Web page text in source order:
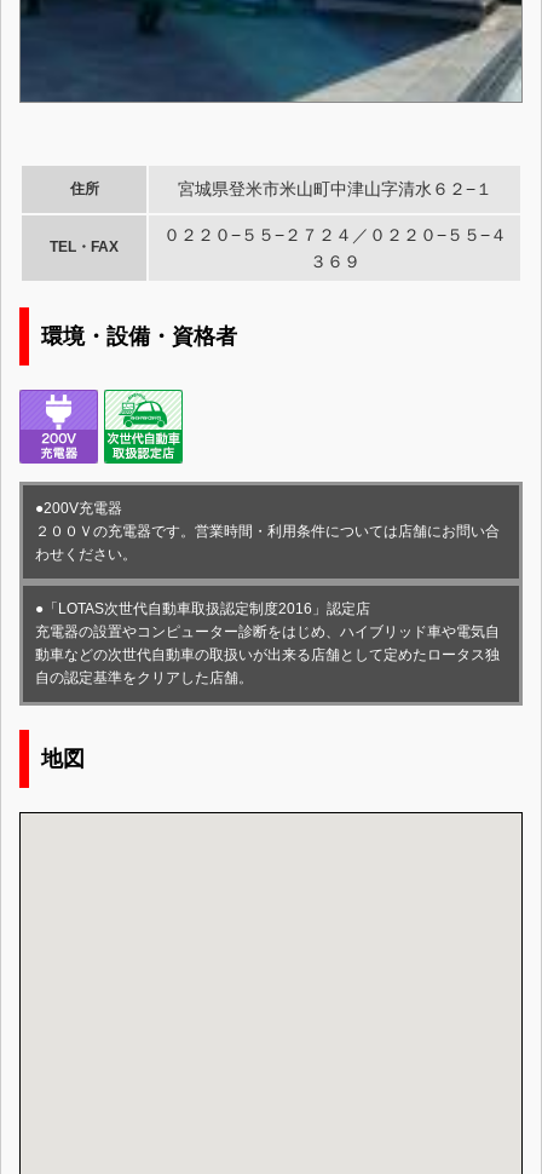
住所 宮城県登米市米山町中津山字清水６２−１
TEL・FAX
０２２０−５５−２７２４／０２２０−５５−４
３６９
環境・設備・資格者
●200V充電器
２００Ｖの充電器です。営業時間・利用条件については店舗にお問い合
わせください。
●「LOTAS次世代自動車取扱認定制度2016」認定店
充電器の設置やコンピューター診断をはじめ、ハイブリッド車や電気自
動車などの次世代自動車の取扱いが出来る店舗として定めたロータス独
自の認定基準をクリアした店舗。
地図